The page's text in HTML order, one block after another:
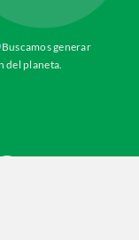
Buscamos generar
del planeta.